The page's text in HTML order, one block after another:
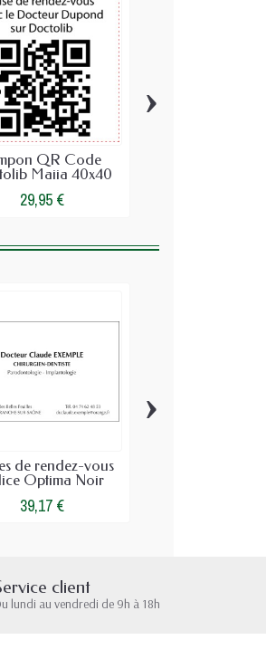
QR Code
Maiia 40x40
29,95 €
›
de rendez-vous
Optima Noir
39,17 €
›
client
lundi au vendredi de 9h à 18h